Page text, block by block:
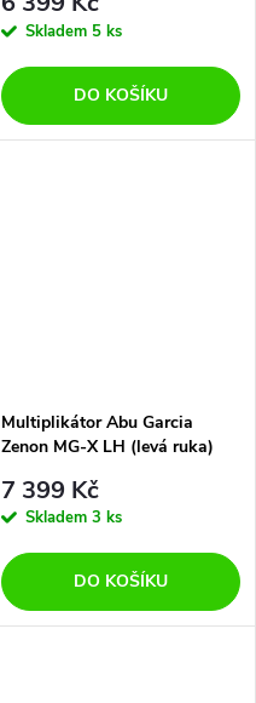
Skladem 5 ks
DO KOŠÍKU
Multiplikátor Abu Garcia
Zenon MG-X LH (levá ruka)
7 399 Kč
Skladem 3 ks
DO KOŠÍKU